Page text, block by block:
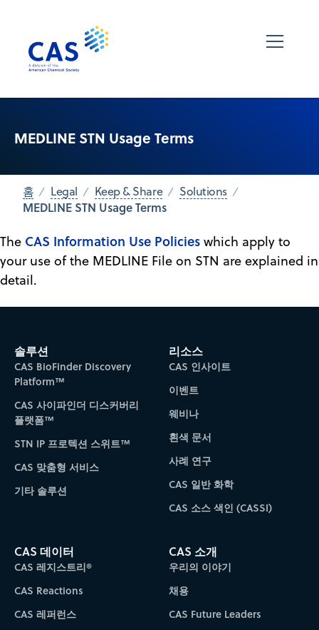
MEDLINE STN Usage Terms
홈 Legal Keep & Share Solutions
MEDLINE STN Usage Terms
The CAS Information Use Policies which apply to
your use of the MEDLINE File on STN are explained in
detail.
솔루션
CAS BioFinder Discovery
Platform™
CAS 사이파인더 디스커버리
플랫폼™
STN IP 프로텍션 스위트™
CAS 맞춤형 서비스
기타 솔루션
리소스
CAS 인사이트
이벤트
웨비나
흰색 문서
사례 연구
CAS 일반 화학
CAS 소스 색인 (CASSI)
CAS 데이터
CAS 레지스트리®
CAS Reactions
CAS 레퍼런스
CAS 소개
우리의 이야기
채용
CAS Future Leaders